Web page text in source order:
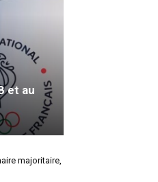
et au
majoritaire,